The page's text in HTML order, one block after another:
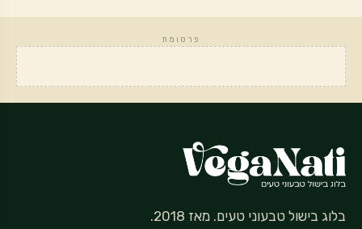
פרסומת
בלוג בישול טבעוני טעים. מאז 2018.